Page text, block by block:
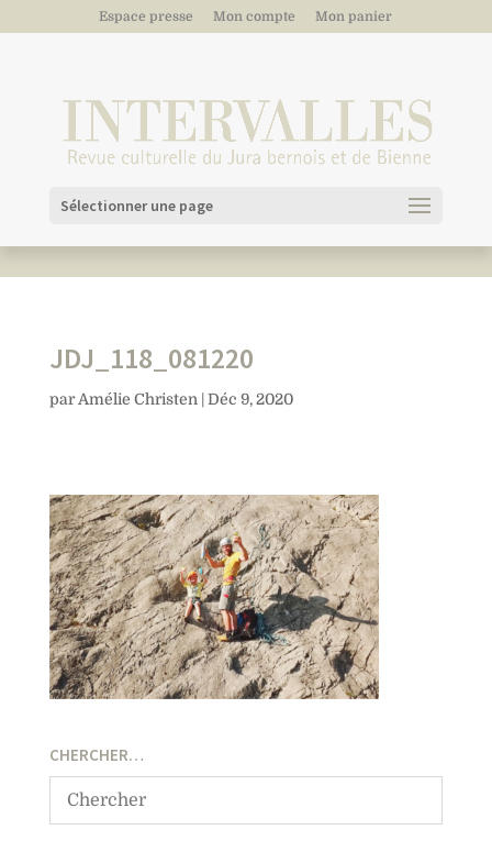
Espace presse Mon compte Mon panier
Sélectionner une page
JDJ_118_081220
parAmélie Christen | Déc 9, 2020
CHERCHER…